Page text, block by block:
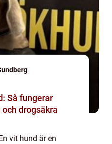
Så fungerar
drogsäkra
vit hund är en